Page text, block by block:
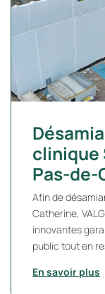
clinique
Pas-de-
Afin de
Catherine,
innovantes
public tout en
En savoir plus